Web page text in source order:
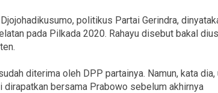
politikus Partai Gerindra,
pada Pilkada 2020. Rahayu disebut bakal
diterima oleh DPP partainya. Namun, kata dia,
dirapatkan bersama Prabowo sebelum akhirnya